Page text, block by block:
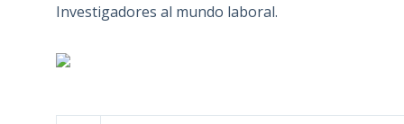
Investigadores al mundo laboral.